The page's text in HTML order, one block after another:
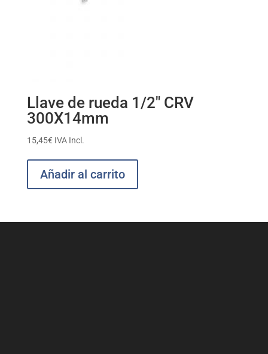
Llave de rueda 1/2″ CRV
300X14mm
15,45€ IVA Incl.
Añadir al carrito